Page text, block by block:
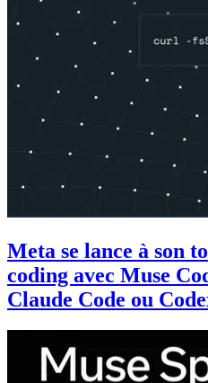
Meta se lance à son
coding avec Muse
Claude Code ou